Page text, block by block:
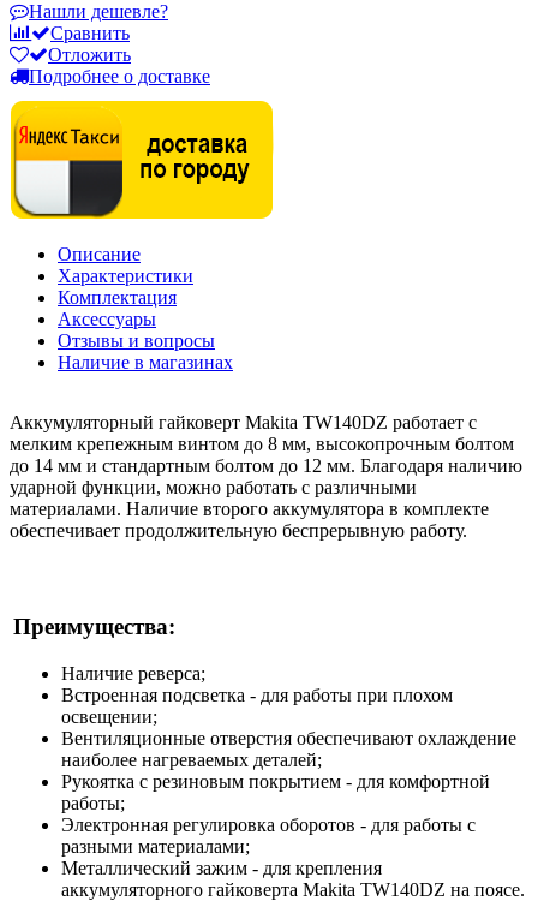
Нашли дешевле?
Сравнить
Отложить
Подробнее о доставке
Описание
Характеристики
Комплектация
Аксессуары
Отзывы и вопросы
Наличие в магазинах
Аккумуляторный гайковерт Makita TW140DZ работает с
мелким крепежным винтом до 8 мм, высокопрочным болтом
до 14 мм и стандартным болтом до 12 мм. Благодаря наличию
ударной функции, можно работать с различными
материалами. Наличие второго аккумулятора в комплекте
обеспечивает продолжительную беспрерывную работу.
Преимущества:
Наличие реверса;
Встроенная подсветка - для работы при плохом
освещении;
Вентиляционные отверстия обеспечивают охлаждение
наиболее нагреваемых деталей;
Рукоятка с резиновым покрытием - для комфортной
работы;
Электронная регулировка оборотов - для работы с
разными материалами;
Металлический зажим - для крепления
аккумуляторного гайковерта Makita TW140DZ на поясе.